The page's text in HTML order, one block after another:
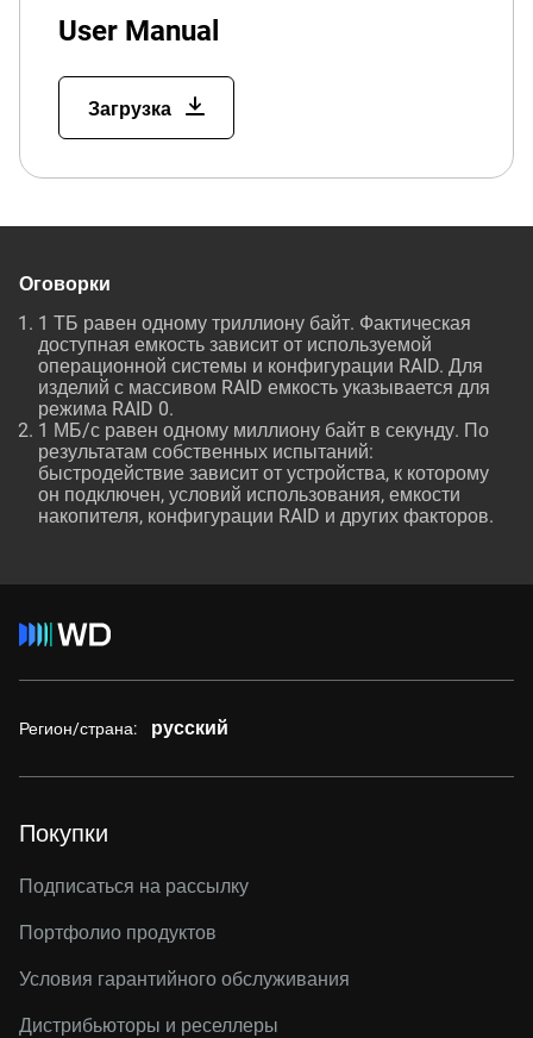
User Manual
Загрузка
Оговорки
1 ТБ равен одному триллиону байт. Фактическая
доступная емкость зависит от используемой
операционной системы и конфигурации RAID. Для
изделий с массивом RAID емкость указывается для
режима RAID 0.
1 МБ/с равен одному миллиону байт в секунду. По
результатам собственных испытаний:
быстродействие зависит от устройства, к которому
он подключен, условий использования, емкости
накопителя, конфигурации RAID и других факторов.
Регион/страна: русский
Покупки
Подписаться на рассылку
Портфолио продуктов
Условия гарантийного обслуживания
Дистрибьюторы и реселлеры